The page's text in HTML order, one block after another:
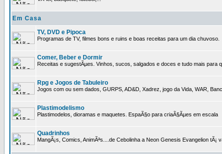
Em Casa
TV, DVD e Pipoca
Programas de TV, filmes bons e ruins e boas receitas para um dia chuvoso.
Comer, Beber e Dormir
Receitas e sugestÃµes. Vinhos, sucos, salgados e doces e tudo mais para
Rpg e Jogos de Tabuleiro
Jogos com ou sem dados, GURPS, AD&D, Xadrez, jogo da Vida, WAR,
Plastimodelismo
Plastimodelos, dioramas e maquetes. EspaÃ§o para criaÃ§Ãµes em escala
Quadrinhos
MangÃ¡s, Comics, AnimÃªs....de Cebolinha a Neon Genesis Evangelion tÃ¡